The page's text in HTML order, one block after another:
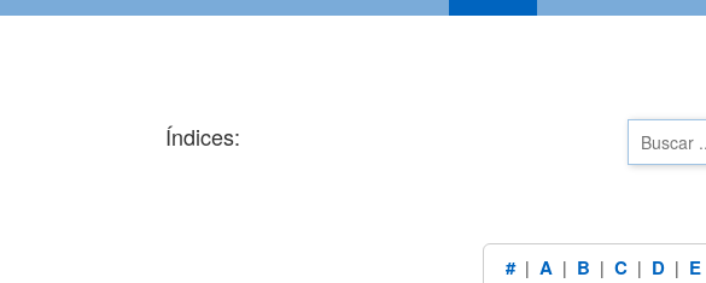
Índices:
# | A | B | C | D | E